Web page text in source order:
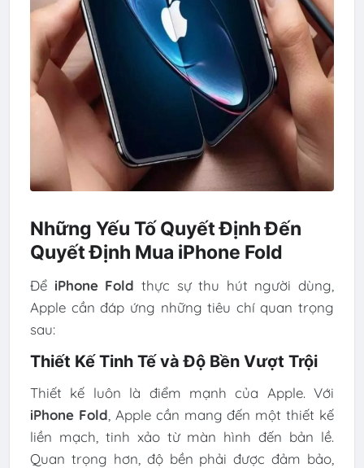
Những Yếu Tố Quyết Định Đến
Quyết Định Mua iPhone Fold
Để iPhone Fold thực sự thu hút người dùng,
Apple cần đáp ứng những tiêu chí quan trọng
sau:
Thiết Kế Tinh Tế và Độ Bền Vượt Trội
Thiết kế luôn là điểm mạnh của Apple. Với
iPhone Fold , Apple cần mang đến một thiết kế
liền mạch, tinh xảo từ màn hình đến bản lề.
Quan trọng hơn, độ bền phải được đảm bảo,